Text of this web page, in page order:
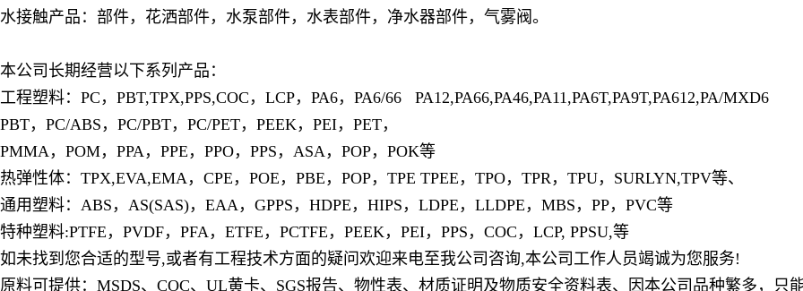
水接触产品：部件，花洒部件，水泵部件，水表部件，净水器部件，气雾阀。
本公司长期经营以下系列产品：
工程塑料：PC，PBT,TPX,PPS,COC，LCP，PA6，PA6/66 PA12,PA66,PA46,PA11,PA6T,PA9T,PA612,PA/MXD6
PBT，PC/ABS，PC/PBT，PC/PET，PEEK，PEI，PET，
PMMA，POM，PPA，PPE，PPO，PPS，ASA，POP，POK等
热弹性体：TPX,EVA,EMA，CPE，POE，PBE，POP，TPE TPEE，TPO，TPR，TPU，SURLYN,TPV等、
通用塑料：ABS，AS(SAS)，EAA，GPPS，HDPE，HIPS，LDPE，LLDPE，MBS，PP，PVC等
特种塑料:PTFE，PVDF，PFA，ETFE，PCTFE，PEEK，PEI，PPS，COC，LCP, PPSU,等
如未找到您合适的型号,或者有工程技术方面的疑问欢迎来电至我公司咨询,本公司工作人员竭诚为您服务!
原料可提供：MSDS、COC、UL黄卡、SGS报告、物性表、材质证明及物质安全资料表、因本公司品种繁多，